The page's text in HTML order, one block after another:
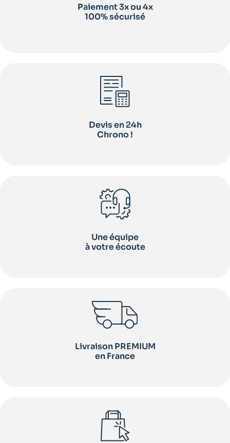
Paiement 3x ou 4x
100% sécurisé
Devis en 24h
Chrono !
Une équipe
à votre écoute
Livraison PREMIUM
en France